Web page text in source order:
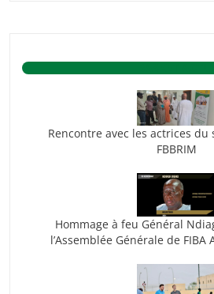
Rencontre avec les actrices
FBBRIM
Hommage à feu Général
l’Assemblée Générale de